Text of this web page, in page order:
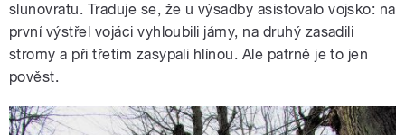
slunovratu. Traduje se, že u výsadby asistovalo vojsko: na
první výstřel vojáci vyhloubili jámy, na druhý zasadili
stromy a při třetím zasypali hlínou. Ale patrně je to jen
pověst.